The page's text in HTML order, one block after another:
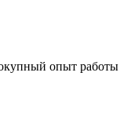
опыт работы